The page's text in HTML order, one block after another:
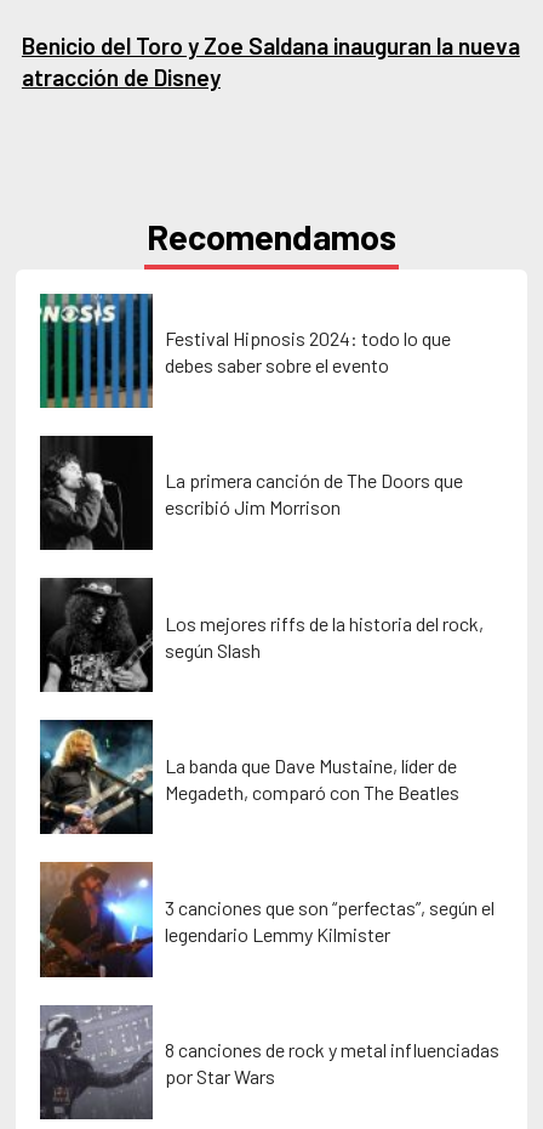
Benicio del Toro y Zoe Saldana inauguran la nueva
atracción de Disney
Recomendamos
Festival Hipnosis 2024: todo lo que
debes saber sobre el evento
La primera canción de The Doors que
escribió Jim Morrison
Los mejores riffs de la historia del rock,
según Slash
La banda que Dave Mustaine, líder de
Megadeth, comparó con The Beatles
3 canciones que son “perfectas”, según el
legendario Lemmy Kilmister
8 canciones de rock y metal influenciadas
por Star Wars